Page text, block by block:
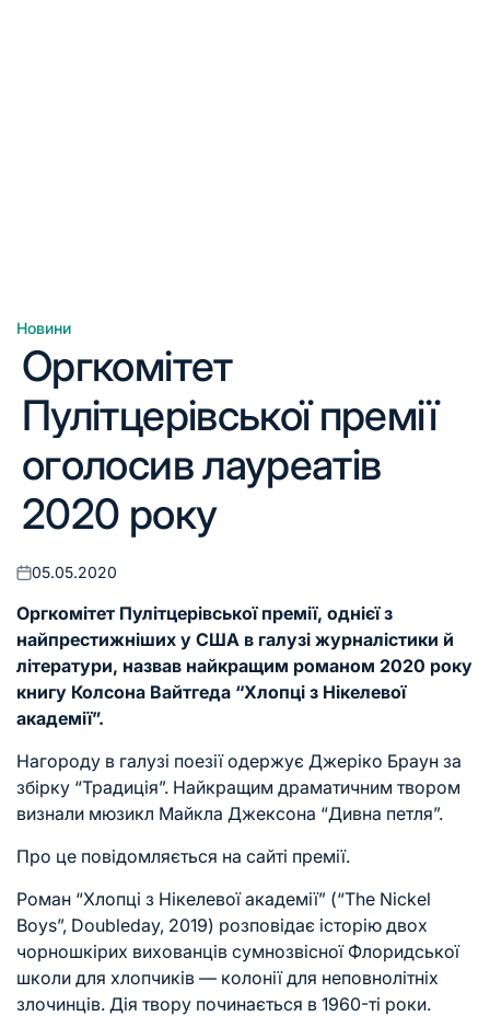
Опублікувати
у
Новини
Оргкомітет
Пулітцерівської премії
оголосив лауреатів
2020 року
Оприлюднено
05.05.2020
Оргкомітет Пулітцерівської премії, однієї з
найпрестижніших у США в галузі журналістики й
літератури, назвав найкращим романом 2020 року
книгу Колсона Вайтгеда “Хлопці з Нікелевої
академії”.
Нагороду в галузі поезії одержує Джеріко Браун за
збірку “Традиція”. Найкращим драматичним твором
визнали мюзикл Майкла Джексона “Дивна петля”.
Про це повідомляється на сайті премії.
Роман “Хлопці з Нікелевої академії” (“The Nickel
Boys”, Doubleday, 2019) розповідає історію двох
чорношкірих вихованців сумнозвісної Флоридської
школи для хлопчиків — колонії для неповнолітніх
злочинців. Дія твору починається в 1960-ті роки.